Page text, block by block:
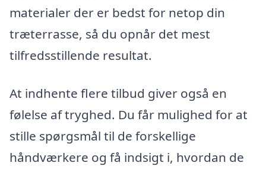
materialer der er bedst for netop din
træterrasse, så du opnår det mest
tilfredsstillende resultat.
At indhente flere tilbud giver også en
følelse af tryghed. Du får mulighed for at
stille spørgsmål til de forskellige
håndværkere og få indsigt i, hvordan de